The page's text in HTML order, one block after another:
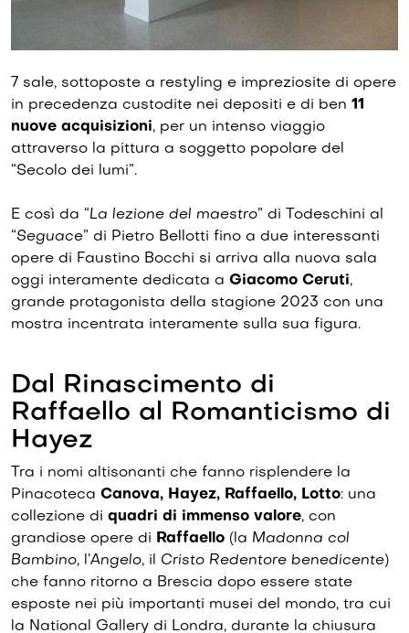
7 sale, sottoposte a restyling e impreziosite di opere
in precedenza custodite nei depositi e di ben 11
nuove acquisizioni, per un intenso viaggio
attraverso la pittura a soggetto popolare del
“Secolo dei lumi”.
E così da “La lezione del maestro” di Todeschini al
“Seguace” di Pietro Bellotti fino a due interessanti
opere di Faustino Bocchi si arriva alla nuova sala
oggi interamente dedicata a Giacomo Ceruti,
grande protagonista della stagione 2023 con una
mostra incentrata interamente sulla sua figura.
Dal Rinascimento di
Raffaello al Romanticismo di
Hayez
Tra i nomi altisonanti che fanno risplendere la
Pinacoteca Canova, Hayez, Raffaello, Lotto: una
collezione di quadri di immenso valore, con
grandiose opere di Raffaello (la Madonna col
Bambino, l’Angelo, il Cristo Redentore benedicente)
che fanno ritorno a Brescia dopo essere state
esposte nei più importanti musei del mondo, tra cui
la National Gallery di Londra, durante la chiusura